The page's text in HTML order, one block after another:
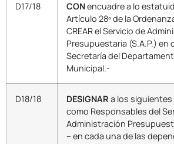
D17/18 CONencuadre a lo
Artículo 28º de la
CREAR el Servicio de
Presupuestaria (S.A.P.) en
Secretaría del
Municipal.-
D18/18 DESIGNAR a los
como Responsables del
Administración
– en cada una de las